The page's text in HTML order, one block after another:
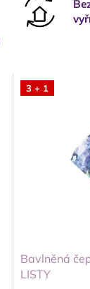
3 + 1
Bavlněná
LISTY